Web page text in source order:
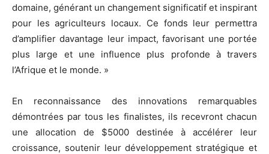
domaine, générant un changement significatif et inspirant
pour les agriculteurs locaux. Ce fonds leur permettra
d’amplifier davantage leur impact, favorisant une portée
plus large et une influence plus profonde à travers
l’Afrique et le monde. »
En reconnaissance des innovations remarquables
démontrées par tous les finalistes, ils recevront chacun
une allocation de $5000 destinée à accélérer leur
croissance, soutenir leur développement stratégique et